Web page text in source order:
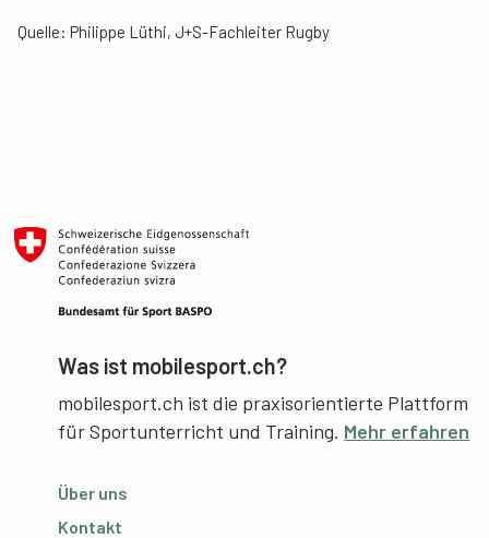
Quelle: Philippe Lüthi, J+S-Fachleiter Rugby
Was ist mobilesport.ch?
mobilesport.ch ist die praxisorientierte Plattform
für Sportunterricht und Training. Mehr erfahren
Über uns
Kontakt